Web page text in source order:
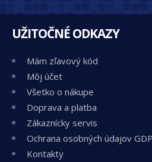
UŽITOČNÉ ODKAZY
Mám zľavový kód
Môj účet
Všetko o nákupe
Doprava a platba
Zákaznícky servis
Ochrana osobných údajov
Kontakty